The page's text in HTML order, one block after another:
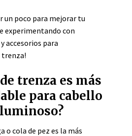
un poco para mejorar tu
experimentando con
accesorios para
trenza es más
para cabello
o cola de pez es la más